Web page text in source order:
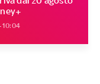
10:04